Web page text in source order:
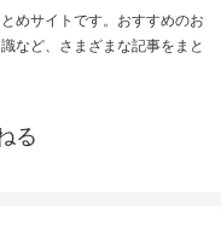
めサイトです。おすすめのお
など、さまざまな記事をまと
る